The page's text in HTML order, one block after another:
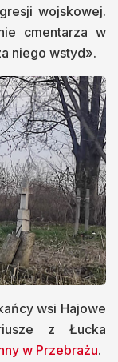
wojskowej.
cmentarza w
niego wstyd».
wsi Hajowe
z Łucka
w Przebrażu.